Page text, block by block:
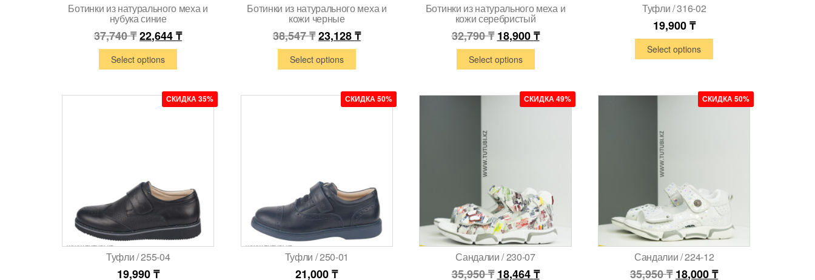
Ботинки из натурального меха и
нубука синие
37,740₸22,644₸
Select options
Ботинки из натурального меха и
кожи черные
38,547₸23,128₸
Select options
Ботинки из натурального меха и
кожи серебристый
32,790₸ 18,900₸
Select options
Туфли / 316-02
19,900₸
Select options
СКИДКА 35%
Туфли / 255-04
19,990₸
СКИДКА 50%
Туфли / 250-01
21,000₸
СКИДКА 49%
Сандалии / 230-07
35,950₸ 18,464₸
СКИДКА 50%
Сандалии / 224-12
35,950₸ 18,000₸